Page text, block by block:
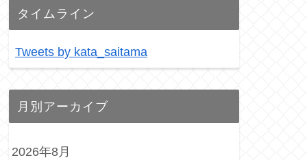
タイムライン
Tweets by kata_saitama
月別アーカイブ
2026年8月